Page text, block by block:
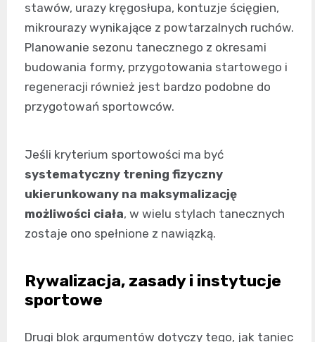
stawów, urazy kręgosłupa, kontuzje ścięgien,
mikrourazy wynikające z powtarzalnych ruchów.
Planowanie sezonu tanecznego z okresami
budowania formy, przygotowania startowego i
regeneracji również jest bardzo podobne do
przygotowań sportowców.
Jeśli kryterium sportowości ma być
systematyczny trening fizyczny
ukierunkowany na maksymalizację
możliwości ciała, w wielu stylach tanecznych
zostaje ono spełnione z nawiązką.
Rywalizacja, zasady i instytucje
sportowe
Drugi blok argumentów dotyczy tego, jak taniec